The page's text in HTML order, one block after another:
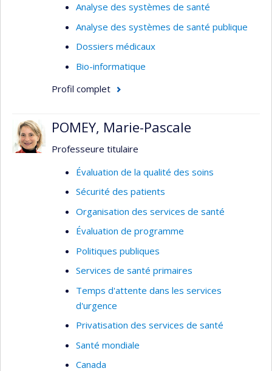
visant à optimiser l’usage des médicaments,
notamment la prescription électronique et le bilan
comparatif informatisé. Je m’intéresse aussi à
terminologiques, en particulier en lien avec
l’usage des médicaments, leur modalité d’usage,
Analyse des systèmes de santé
Analyse des systèmes de santé publique
Dossiers médicaux
Bio-informatique
Profil complet
POMEY, Marie-Pascale
Professeure titulaire
Évaluation de la qualité des soins
Sécurité des patients
Organisation des services de santé
Évaluation de programme
Politiques publiques
Services de santé primaires
Temps d'attente dans les services
d'urgence
Privatisation des services de santé
Santé mondiale
Canada